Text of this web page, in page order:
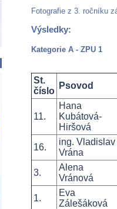
Fotografie z 3. ročníku
Výsledky:
Kategorie A - ZPU 1
St.
číslo
Psovod
11.
Hana
Kubátová-
Hiršová
16.
ing. Vladislav
Vrána
3.
Alena
Vránová
1.
Eva
Zálešáková